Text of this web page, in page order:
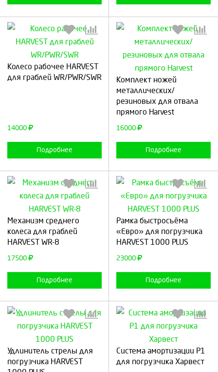
Колесо рабочее HARVEST
для граблей WR/PWR/SWR
14000
Подробнее
Выберите количество:
Комплект ножей
металлических/
резиновых для отвала
прямого Harvest
16000
Подробнее
Выберите количество:
Продолжить
Механизм среднего
колеса для граблей
HARVEST WR-8
17500
Подробнее
Выберите количество:
Продолжить
Рамка быстросъёма
«Евро» для погрузчика
HARVEST 1000 PLUS
23000
Подробнее
Выберите количество:
Продолжить
Удлинитель стрелы для
погрузчика HARVEST
Выберите количество:
Система амортизации P1
для погрузчика Харвест
Выберите количество: